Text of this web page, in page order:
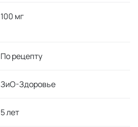
100 мг
По рецепту
ЗиО-Здоровье
5 лет